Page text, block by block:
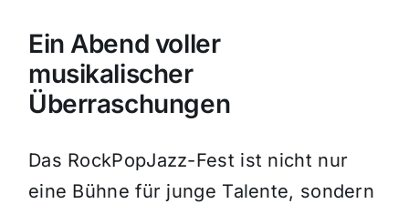
Ein Abend voller
musikalischer
Überraschungen
Das RockPopJazz-Fest ist nicht nur
eine Bühne für junge Talente, sondern